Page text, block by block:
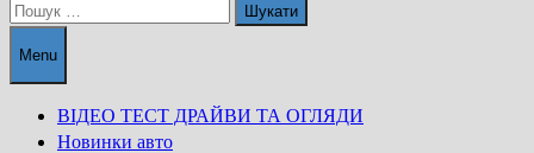
Пошук:
Menu
ВІДЕО ТЕСТ ДРАЙВИ ТА ОГЛЯДИ
Новинки авто